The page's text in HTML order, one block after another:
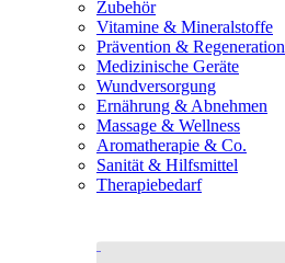
Zubehör
Vitamine & Mineralstoffe
Prävention & Regeneration
Medizinische Geräte
Wundversorgung
Ernährung & Abnehmen
Massage & Wellness
Aromatherapie & Co.
Sanität & Hilfsmittel
Therapiebedarf